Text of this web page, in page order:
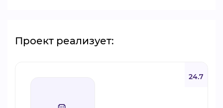
Проект реализует:
24.7